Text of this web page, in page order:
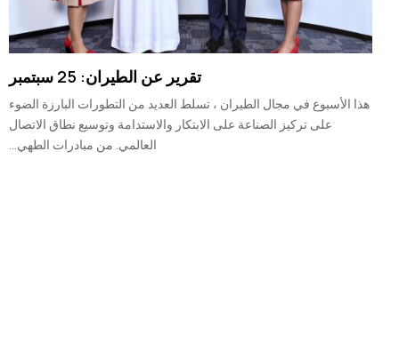
تقرير عن الطيران: 25 سبتمبر
هذا الأسبوع في مجال الطيران ، تسلط العديد من التطورات البارزة الضوء
على تركيز الصناعة على الابتكار والاستدامة وتوسيع نطاق الاتصال
العالمي. من مبادرات الطهي...